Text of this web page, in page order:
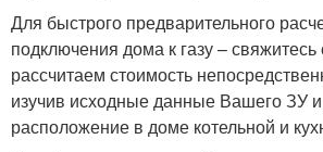
Для быстрого предварительного
подключения дома к газу –
рассчитаем стоимость
изучив исходные данные Вашего ЗУ и
расположение в доме котельной и